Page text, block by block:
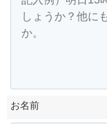
お名前